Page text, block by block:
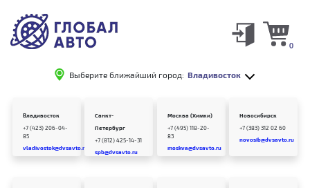
Выберите ближайший город: Владивосток
0
Владивосток
+7 (423) 206-04-
85
vladivostok@dvsavto.ru
Санкт-
Петербург
+7 (812) 425-14-31
spb@dvsavto.ru
Москва (Химки)
+7 (495) 118-20-
83
moskva@dvsavto.ru
Новосибирск
+7 (383) 312 02 60
novosib@dvsavto.ru